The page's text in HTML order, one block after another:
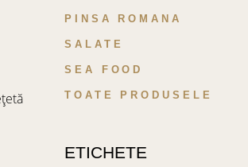
PINSA ROMANA
SALATE
SEA FOOD
TOATE PRODUSELE
ETICHETE